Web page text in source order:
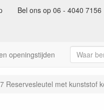
Bel ons op 06 - 4040 7156
openingstijden
Reservesleutel met kunststof